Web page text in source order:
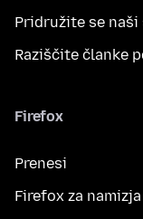
Pridružite se
Raziščite članke
Firefox
Prenesi
Firefox za namizja